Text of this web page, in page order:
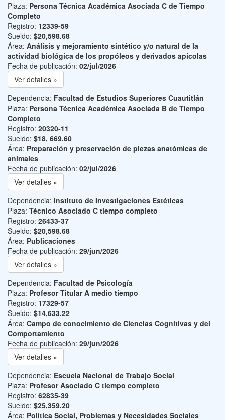
Plaza: Persona Técnica Académica Asociada C de Tiempo
Completo
Registro: 12339-59
Sueldo: $20,598.68
Área: Análisis y mejoramiento sintético y/o natural de la
actividad biológica de los propóleos y derivados apícolas
Fecha de publicación: 02/jul/2026
Ver detalles »
Dependencia: Facultad de Estudios Superiores Cuautitlán
Plaza: Persona Técnica Académica Asociada B de Tiempo
Completo
Registro: 20320-11
Sueldo: $18, 669.60
Área: Preparación y preservación de piezas anatómicas de
animales
Fecha de publicación: 02/jul/2026
Ver detalles »
Dependencia: Instituto de Investigaciones Estéticas
Plaza: Técnico Asociado C tiempo completo
Registro: 26433-37
Sueldo: $20,598.68
Área: Publicaciones
Fecha de publicación: 29/jun/2026
Ver detalles »
Dependencia: Facultad de Psicología
Plaza: Profesor Titular A medio tiempo
Registro: 17329-57
Sueldo: $14,633.22
Área: Campo de conocimiento de Ciencias Cognitivas y del
Comportamiento
Fecha de publicación: 29/jun/2026
Ver detalles »
Dependencia: Escuela Nacional de Trabajo Social
Plaza: Profesor Asociado C tiempo completo
Registro: 62835-39
Sueldo: $25,359.20
Área: Política Social, Problemas y Necesidades Sociales